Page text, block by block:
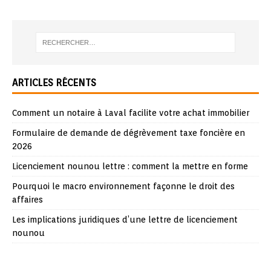
ARTICLES RÉCENTS
Comment un notaire à Laval facilite votre achat immobilier
Formulaire de demande de dégrèvement taxe foncière en
2026
Licenciement nounou lettre : comment la mettre en forme
Pourquoi le macro environnement façonne le droit des
affaires
Les implications juridiques d’une lettre de licenciement
nounou